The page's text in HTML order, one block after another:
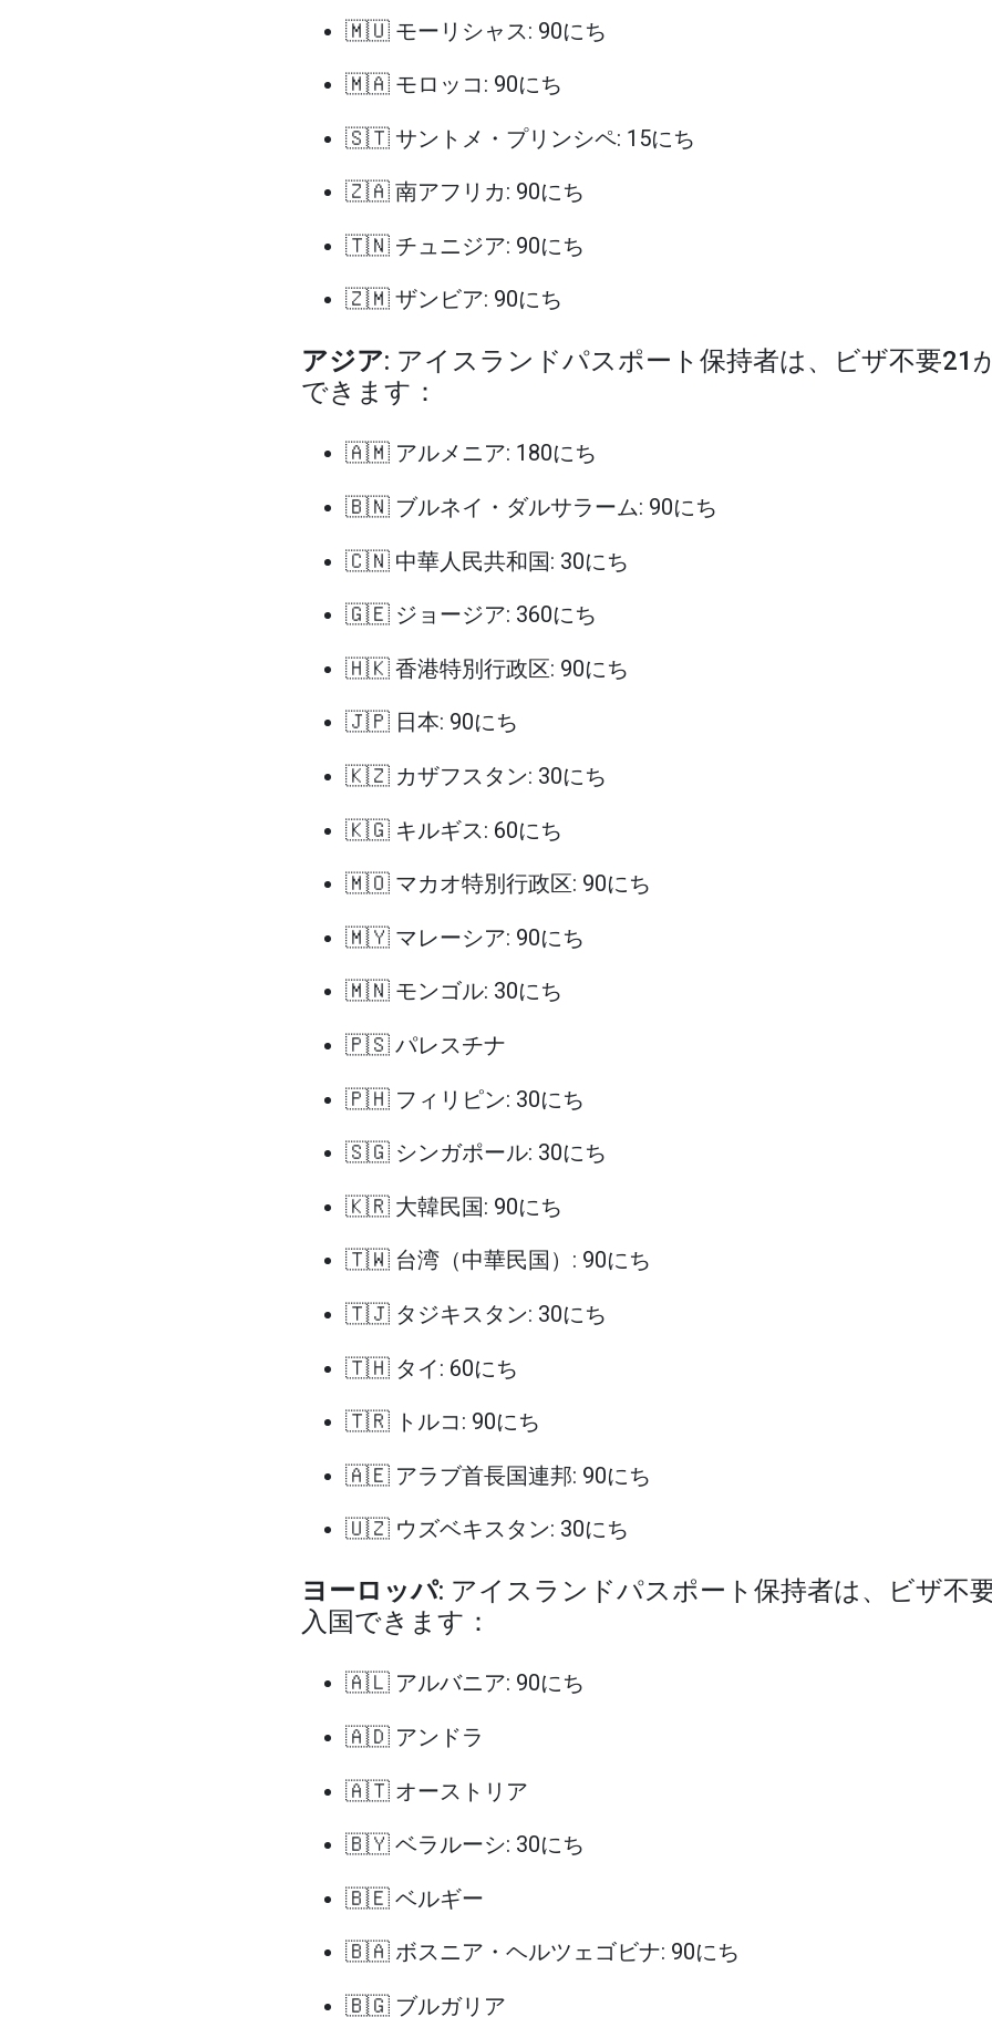
🇲🇺 モーリシャス: 90にち
🇲🇦 モロッコ: 90にち
🇸🇹 サントメ・プリンシペ: 15にち
🇿🇦 南アフリカ: 90にち
🇹🇳 チュニジア: 90にち
🇿🇲 ザンビア: 90にち
アジア: アイスランドパスポート保持者は、ビザ不要21
できます：
🇦🇲 アルメニア: 180にち
🇧🇳 ブルネイ・ダルサラーム: 90にち
🇨🇳 中華人民共和国: 30にち
🇬🇪 ジョージア: 360にち
🇭🇰 香港特別行政区: 90にち
🇯🇵 日本: 90にち
🇰🇿 カザフスタン: 30にち
🇰🇬 キルギス: 60にち
🇲🇴 マカオ特別行政区: 90にち
🇲🇾 マレーシア: 90にち
🇲🇳 モンゴル: 30にち
🇵🇸 パレスチナ
🇵🇭 フィリピン: 30にち
🇸🇬 シンガポール: 30にち
🇰🇷 大韓民国: 90にち
🇹🇼 台湾（中華民国）: 90にち
🇹🇯 タジキスタン: 30にち
🇹🇭 タイ: 60にち
🇹🇷 トルコ: 90にち
🇦🇪 アラブ首長国連邦: 90にち
🇺🇿 ウズベキスタン: 30にち
ヨーロッパ: アイスランドパスポート保持者は、ビザ不
入国できます：
🇦🇱 アルバニア: 90にち
🇦🇩 アンドラ
🇦🇹 オーストリア
🇧🇾 ベラルーシ: 30にち
🇧🇪 ベルギー
🇧🇦 ボスニア・ヘルツェゴビナ: 90にち
🇧🇬 ブルガリア